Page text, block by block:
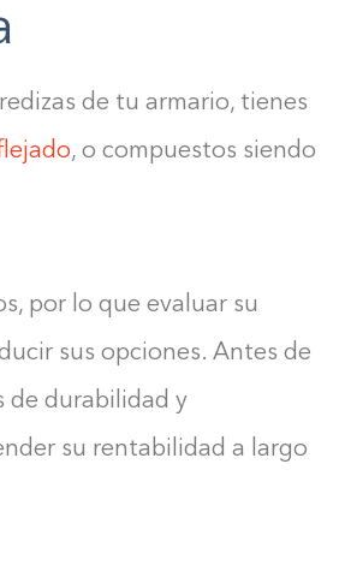
de tu armario, tienes
, o compuestos siendo
por lo que evaluar su
sus opciones. Antes de
de durabilidad y
su rentabilidad a largo